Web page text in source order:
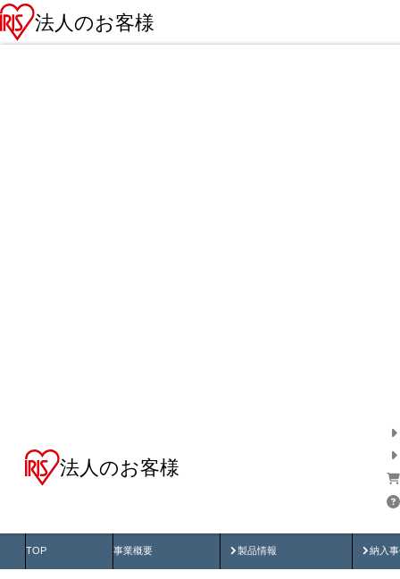
法人のお客様
法人のお客様
TOP 事業概要 製品情報
製品動画 納入
納